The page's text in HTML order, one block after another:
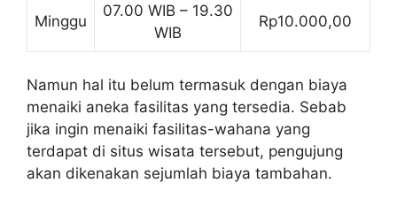
Minggu
07.00 WIB – 19.30
WIB
Rp10.000,00
Namun hal itu belum termasuk dengan biaya
menaiki aneka fasilitas yang tersedia. Sebab
jika ingin menaiki fasilitas-wahana yang
terdapat di situs wisata tersebut, pengujung
akan dikenakan sejumlah biaya tambahan.